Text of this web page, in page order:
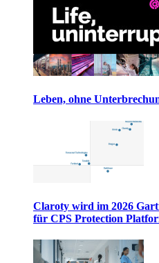
Leben, ohne
Claroty wird im 2026
für CPS Protection